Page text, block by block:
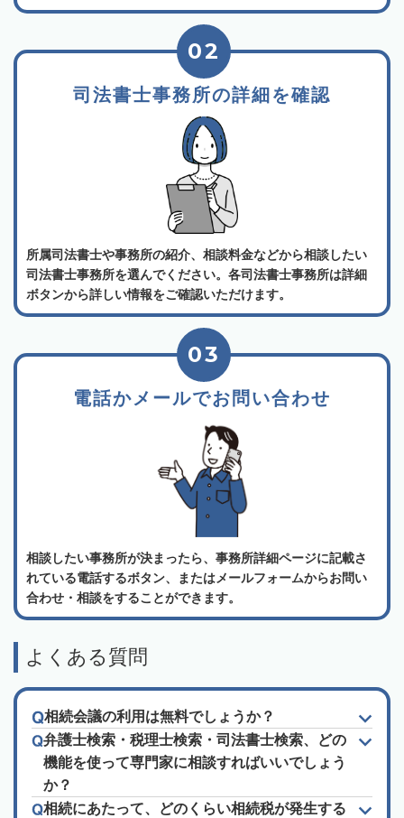
司法書士事務所の詳細を確認
02
所属司法書士や事務所の紹介、相談料金などから相談したい
司法書士事務所を選んでください。各司法書士事務所は詳細
ボタンから詳しい情報をご確認いただけます。
電話かメールでお問い合わせ
03
相談したい事務所が決まったら、事務所詳細ページに記載さ
れている電話するボタン、またはメールフォームからお問い
合わせ・相談をすることができます。
よくある質問
相続会議の利用は無料でしょうか？
弁護士検索・税理士検索・司法書士検索、どの
機能を使って専門家に相談すればいいでしょう
か？
相続にあたって、どのくらい相続税が発生する